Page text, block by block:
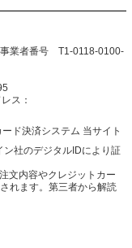
業者番号 T1-0118-0100-
ス：
当サイト
社のデジタルIDにより証
文内容やクレジットカー
れます。第三者から解読